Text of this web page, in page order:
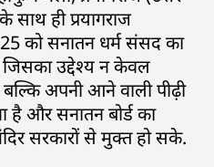
साथ ही प्रयागराज
को सनातन धर्म संसद का
उद्देश्य न केवल
बल्कि अपनी आने वाली पीढ़ी
है और सनातन बोर्ड का
सरकारों से मुक्त हो सके.